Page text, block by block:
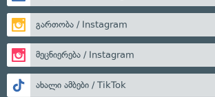
გართობა / Instagram
მეცნიერება / Instagram
ახალი ამბები / TikTok